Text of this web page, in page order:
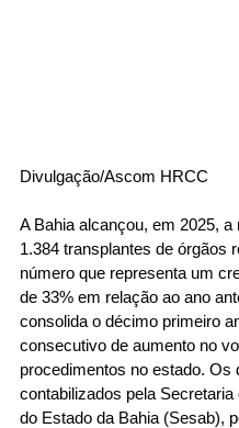
Divulgação/Ascom HRCC
A Bahia alcançou, em 2025, a
1.384 transplantes de órgãos
número que representa um
de 33% em relação ao ano
consolida o décimo primeiro
consecutivo de aumento no
procedimentos no estado. Os
contabilizados pela Secretaria
do Estado da Bahia (Sesab),